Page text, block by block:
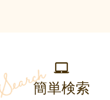
簡単検索